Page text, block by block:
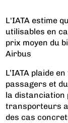
L'IATA estime
utilisables en
prix moyen du
Airbus
L’IATA plaide
passagers et
la distanciation
transporteurs
des cas